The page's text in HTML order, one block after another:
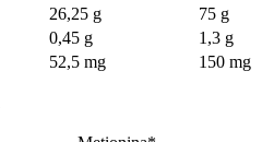
26,25 g
75 g
0,45 g
1,3 g
52,5 mg 150 mg